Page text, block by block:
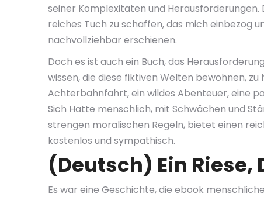
seiner Komplexitäten und
reiches Tuch zu schaffen, das mich einbezog
nachvollziehbar erschienen.
Doch es ist auch ein Buch, das
wissen, die diese fiktiven Welten bewohnen,
Achterbahnfahrt, ein wildes Abenteuer, eine
Sich Hatte menschlich, mit Schwächen und
strengen moralischen Regeln, bietet einen
kostenlos und sympathisch.
(Deutsch) Ein Riese,
Es war eine Geschichte, die ebook